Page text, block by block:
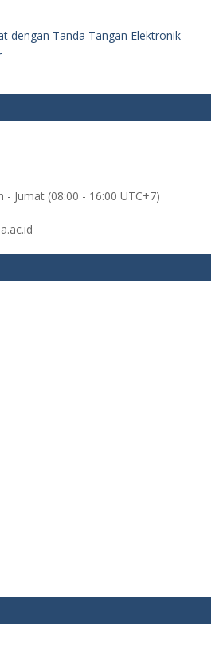
dengan Tanda Tangan Elektronik
- Jumat (08:00 - 16:00 UTC+7)